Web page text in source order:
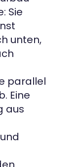
Sie
unten,
parallel
Eine
aus